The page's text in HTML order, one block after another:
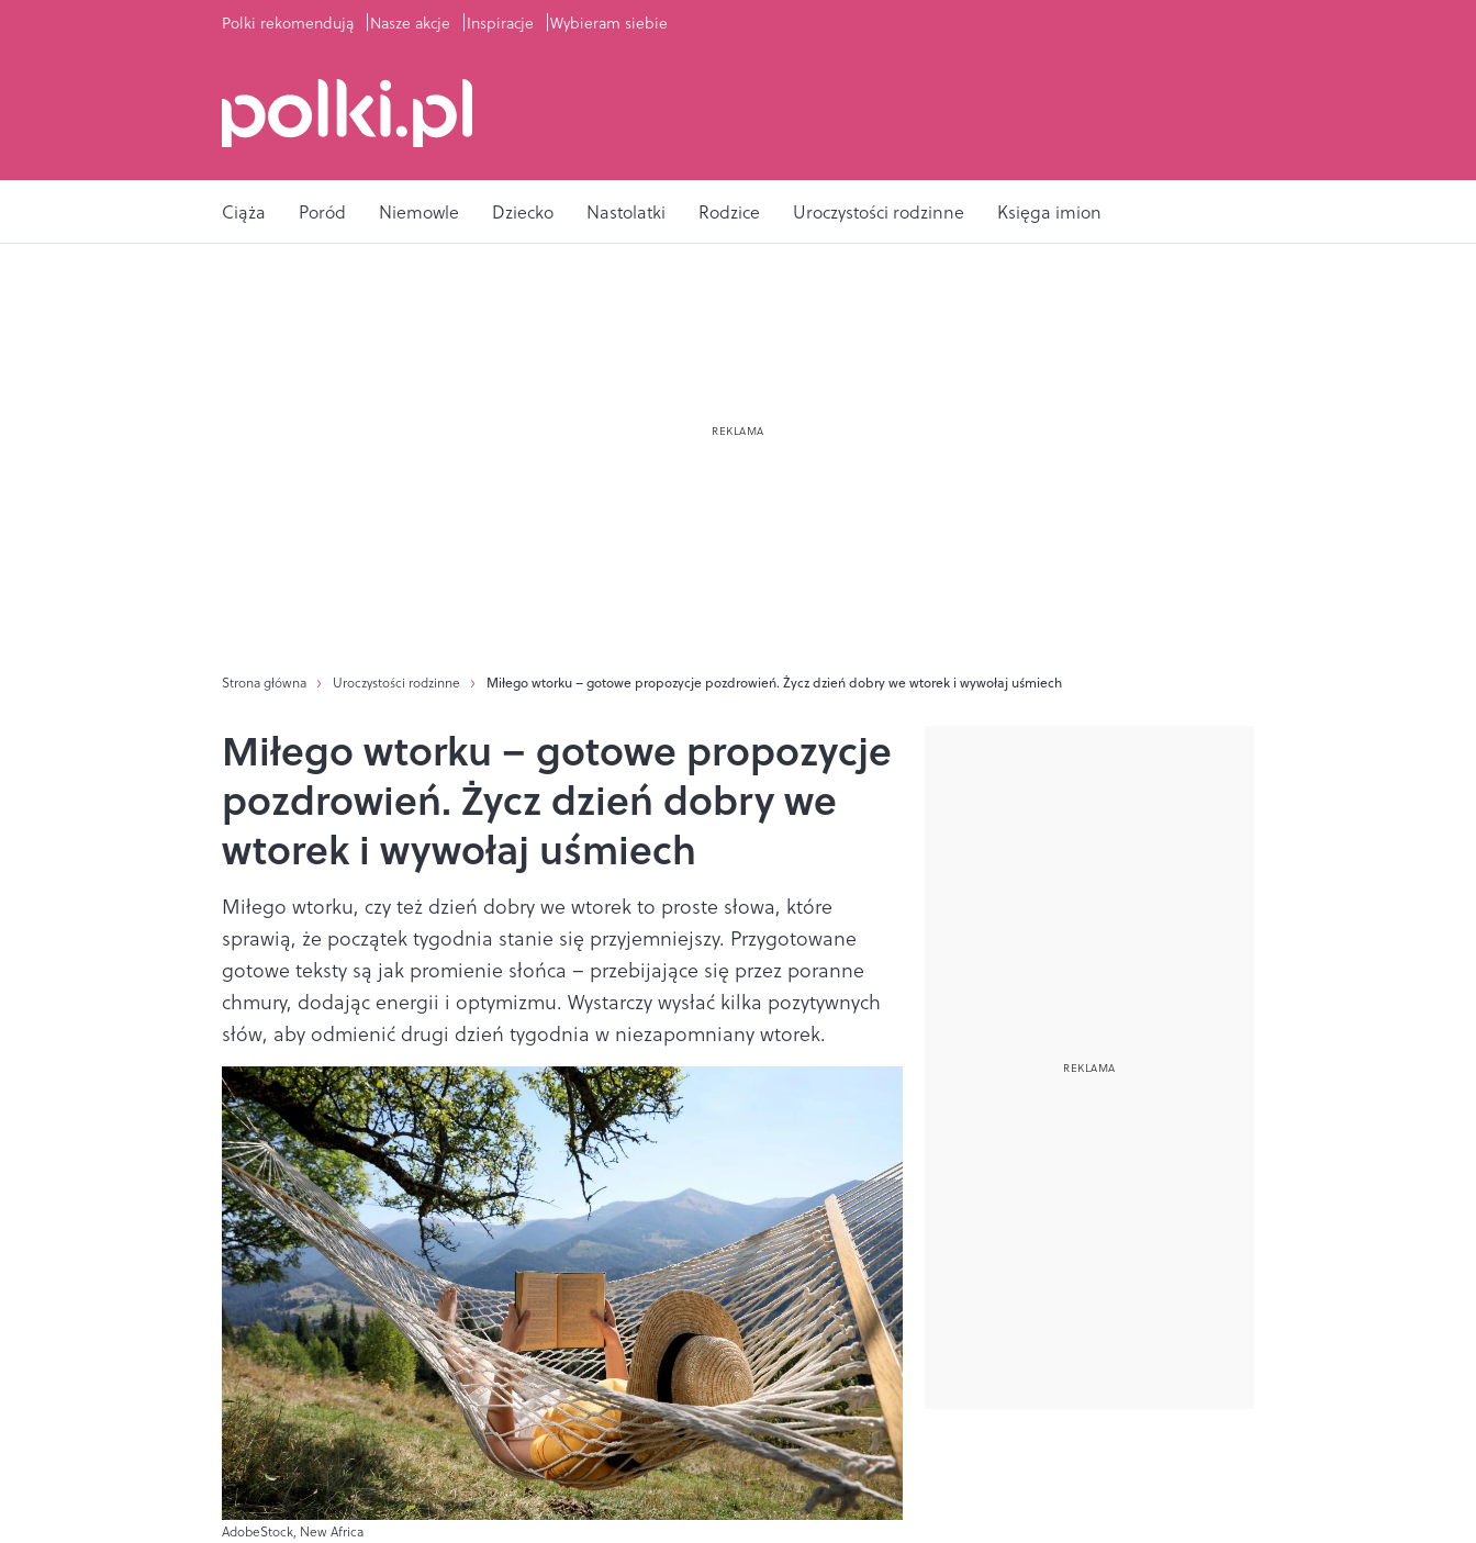
Polki rekomendują Nasze akcje Inspiracje Wybieram siebie
Ciąża Poród Niemowle Dziecko Nastolatki Rodzice Uroczystości rodzinne Księga imion
Strona główna Uroczystości rodzinne Miłego wtorku – gotowe propozycje pozdrowień. Życz dzień dobry we wtorek i wywołaj uśmiech
Miłego wtorku – gotowe propozycje
pozdrowień. Życz dzień dobry we
wtorek i wywołaj uśmiech
Miłego wtorku, czy też dzień dobry we wtorek to proste słowa, które
sprawią, że początek tygodnia stanie się przyjemniejszy. Przygotowane
gotowe teksty są jak promienie słońca – przebijające się przez poranne
chmury, dodając energii i optymizmu. Wystarczy wysłać kilka pozytywnych
słów, aby odmienić drugi dzień tygodnia w niezapomniany wtorek.
AdobeStock, New Africa